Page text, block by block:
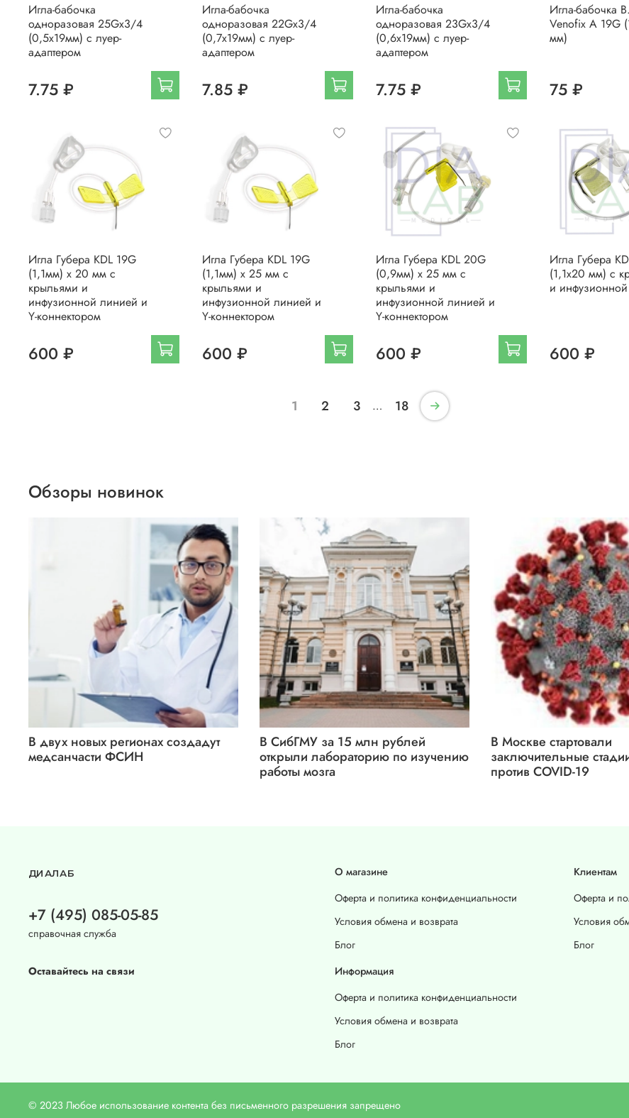
Игла-бабочка
одноразовая 25Gх3/4
(0,5х19мм) с луер-
адаптером
7.75 ₽
Игла-бабочка
одноразовая 22Gх3/4
(0,7х19мм) с луер-
адаптером
7.85 ₽
Игла-бабочка
одноразовая 23Gх3/4
(0,6х19мм) с луер-
адаптером
7.75 ₽
Игла-бабочка
Venofix A 19G
мм)
75 ₽
Игла Губера KDL 19G
(1,1мм) х 20 мм с
крыльями и
инфузионной линией и
Y-коннектором
600 ₽
Игла Губера KDL 19G
(1,1мм) х 25 мм с
крыльями и
инфузионной линией и
Y-коннектором
600 ₽
Игла Губера KDL 20G
(0,9мм) х 25 мм с
крыльями и
инфузионной линией и
Y-коннектором
600 ₽
Игла Губера
(1,1х20 мм) с
и
600 ₽
1 2 3 … 18
Обзоры новинок
В двух новых регионах создадут
медсанчасти ФСИН
В СибГМУ за 15 млн рублей
открыли лабораторию по изучению
работы мозга
В Москве стартовали
заключительные
против COVID-19
О магазине
Оферта и политика конфиденциальности
Условия обмена и возврата
Блог
Клиентам
Оферта и
Условия
Блог
Информация
Оферта и политика конфиденциальности
Условия обмена и возврата
Блог
ДИАЛАБ
+7 (495) 085-05-85
справочная служба
Оставайтесь на связи
© 2023 Любое использование контента без письменного разрешения запрещено